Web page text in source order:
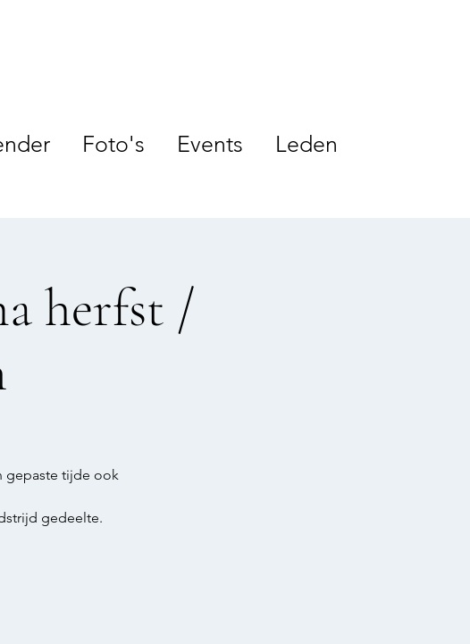
Foto's Events Leden
herfst /
gepaste tijde ook